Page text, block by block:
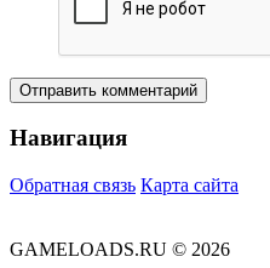
Отправить комментарий
Навигация
Обратная связь Карта сайта
GAMELOADS.RU © 2026